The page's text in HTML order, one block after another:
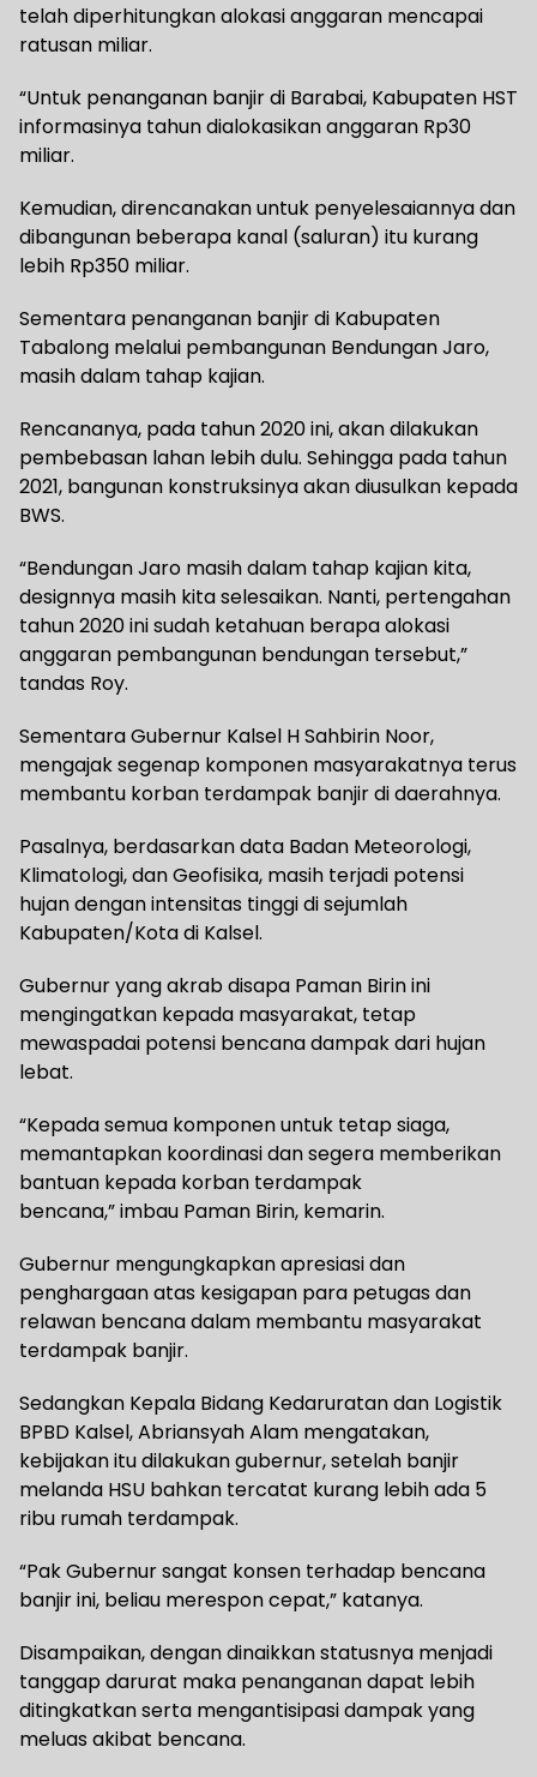
telah diperhitungkan alokasi anggaran mencapai
ratusan miliar.
“Untuk penanganan banjir di Barabai, Kabupaten HST
informasinya tahun dialokasikan anggaran Rp30
miliar.
Kemudian, direncanakan untuk penyelesaiannya dan
dibangunan beberapa kanal (saluran) itu kurang
lebih Rp350 miliar.
Sementara penanganan banjir di Kabupaten
Tabalong melalui pembangunan Bendungan Jaro,
masih dalam tahap kajian.
Rencananya, pada tahun 2020 ini, akan dilakukan
pembebasan lahan lebih dulu. Sehingga pada tahun
2021, bangunan konstruksinya akan diusulkan kepada
BWS.
“Bendungan Jaro masih dalam tahap kajian kita,
designnya masih kita selesaikan. Nanti, pertengahan
tahun 2020 ini sudah ketahuan berapa alokasi
anggaran pembangunan bendungan tersebut,”
tandas Roy.
Sementara Gubernur Kalsel H Sahbirin Noor,
mengajak segenap komponen masyarakatnya terus
membantu korban terdampak banjir di daerahnya.
Pasalnya, berdasarkan data Badan Meteorologi,
Klimatologi, dan Geofisika, masih terjadi potensi
hujan dengan intensitas tinggi di sejumlah
Kabupaten/Kota di Kalsel.
Gubernur yang akrab disapa Paman Birin ini
mengingatkan kepada masyarakat, tetap
mewaspadai potensi bencana dampak dari hujan
lebat.
“Kepada semua komponen untuk tetap siaga,
memantapkan koordinasi dan segera memberikan
bantuan kepada korban terdampak
bencana,” imbau Paman Birin, kemarin.
Gubernur mengungkapkan apresiasi dan
penghargaan atas kesigapan para petugas dan
relawan bencana dalam membantu masyarakat
terdampak banjir.
Sedangkan Kepala Bidang Kedaruratan dan Logistik
BPBD Kalsel, Abriansyah Alam mengatakan,
kebijakan itu dilakukan gubernur, setelah banjir
melanda HSU bahkan tercatat kurang lebih ada 5
ribu rumah terdampak.
“Pak Gubernur sangat konsen terhadap bencana
banjir ini, beliau merespon cepat,” katanya.
Disampaikan, dengan dinaikkan statusnya menjadi
tanggap darurat maka penanganan dapat lebih
ditingkatkan serta mengantisipasi dampak yang
meluas akibat bencana.